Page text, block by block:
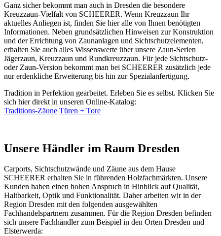
Ganz sicher bekommt man auch in Dresden die besondere
Kreuzzaun-Vielfalt von SCHEERER. Wenn Kreuzzaun Ihr
aktuelles Anliegen ist, finden Sie hier alle von Ihnen benötigten
Informationen. Neben grundsätzlichen Hinweisen zur Konstruktion
und der Errichtung von Zaunanlagen und Sichtschutzelementen,
erhalten Sie auch alles Wissenswerte über unsere Zaun-Serien
Jägerzaun, Kreuzzaun und Rundkreuzzaun. Für jede Sichtschutz-
oder Zaun-Version bekommt man bei SCHEERER zusätzlich jede
nur erdenkliche Erweiterung bis hin zur Spezialanfertigung.
Tradition in Perfektion gearbeitet. Erleben Sie es selbst. Klicken Sie
sich hier direkt in unseren Online-Katalog:
Traditions-Zäune Türen + Tore
Unsere Händler im Raum Dresden
Carports, Sichtschutzwände und Zäune aus dem Hause
SCHEERER erhalten Sie in führenden Holzfachmärkten. Unsere
Kunden haben einen hohen Anspruch in Hinblick auf Qualität,
Haltbarkeit, Optik und Funktionalität. Daher arbeiten wir in der
Region Dresden mit den folgenden ausgewählten
Fachhandelspartnern zusammen. Für die Region Dresden befinden
sich unsere Fachhändler zum Beispiel in den Orten Dresden und
Elsterwerda: